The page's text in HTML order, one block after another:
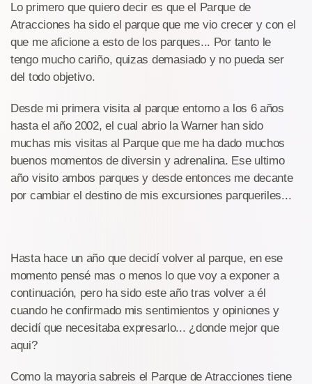
Lo primero que quiero decir es que el Parque de
Atracciones ha sido el parque que me vio crecer y con el
que me aficione a esto de los parques... Por tanto le
tengo mucho cariño, quizas demasiado y no pueda ser
del todo objetivo.
Desde mi primera visita al parque entorno a los 6 años
hasta el año 2002, el cual abrio la Warner han sido
muchas mis visitas al Parque que me ha dado muchos
buenos momentos de diversin y adrenalina. Ese ultimo
año visito ambos parques y desde entonces me decante
por cambiar el destino de mis excursiones parqueriles...
Hasta hace un año que decidí volver al parque, en ese
momento pensé mas o menos lo que voy a exponer a
continuación, pero ha sido este año tras volver a él
cuando he confirmado mis sentimientos y opiniones y
decidí que necesitaba expresarlo... ¿donde mejor que
aqui?
Como la mayoria sabreis el Parque de Atracciones tiene